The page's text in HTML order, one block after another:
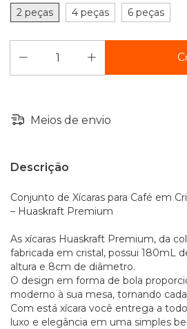
2 peças
4 peças 6 peças
Meios de envio
Descrição
Conjunto de Xícaras para Café em
– Huaskraft Premium
As xícaras Huaskraft Premium, da
fabricada em cristal, possui 180mL
altura e 8cm de diâmetro.
O design em forma de bola
moderno à sua mesa, tornando
Com está xícara você entrega a
luxo e elegância em uma simples